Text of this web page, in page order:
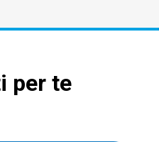
per te